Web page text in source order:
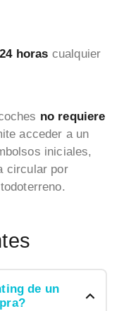
horas cualquier
no requiere
acceder a un
iniciales,
circular por
de un